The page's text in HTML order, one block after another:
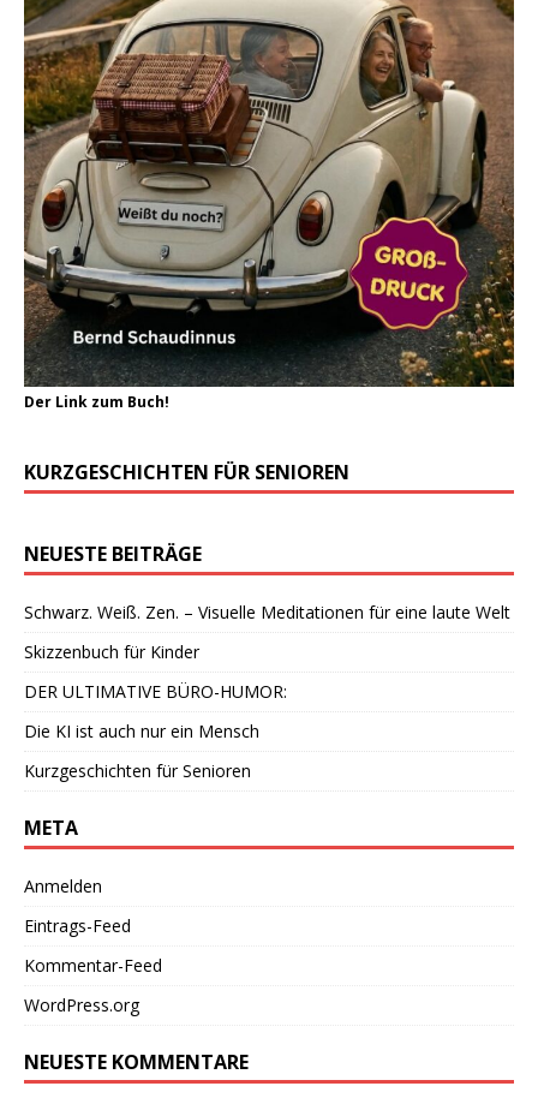
Der Link zum Buch!
KURZGESCHICHTEN FÜR SENIOREN
NEUESTE BEITRÄGE
Schwarz. Weiß. Zen. – Visuelle Meditationen für eine laute Welt
Skizzenbuch für Kinder
DER ULTIMATIVE BÜRO-HUMOR:
Die KI ist auch nur ein Mensch
Kurzgeschichten für Senioren
META
Anmelden
Eintrags-Feed
Kommentar-Feed
WordPress.org
NEUESTE KOMMENTARE